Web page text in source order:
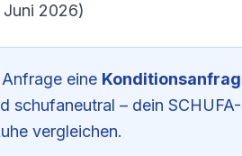
2026)
eine
schufaneutral – dein
vergleichen.